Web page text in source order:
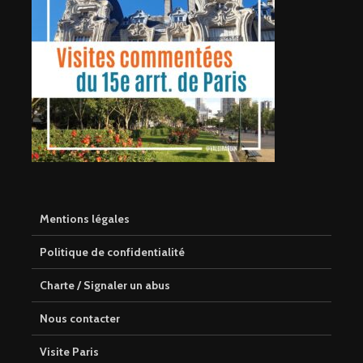
Mentions légales
Politique de confidentialité
Charte / Signaler un abus
Nous contacter
Visite Paris